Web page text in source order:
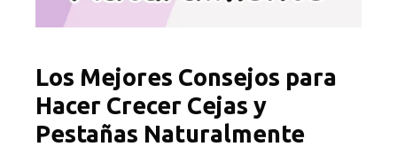
Los Mejores Consejos para
Hacer Crecer Cejas y
Pestañas Naturalmente